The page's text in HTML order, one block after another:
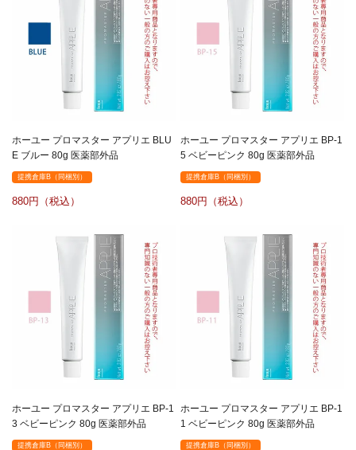
ホーユー プロマスター アプリエ BLU
E ブルー 80g 医薬部外品
提携倉庫B（同梱別）
880
ホーユー プロマスター アプリエ BP-1
5 ベビーピンク 80g 医薬部外品
提携倉庫B（同梱別）
880
ホーユー プロマスター アプリエ BP-1
3 ベビーピンク 80g 医薬部外品
提携倉庫B（同梱別）
ホーユー プロマスター アプリエ BP-1
1 ベビーピンク 80g 医薬部外品
提携倉庫B（同梱別）